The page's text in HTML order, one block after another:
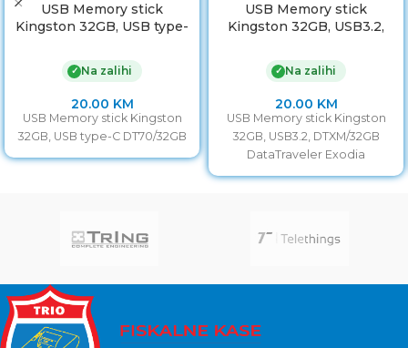
USB Memory stick
Kingston 32GB, USB type-
✓ Na zalihi
20.00 KM
USB Memory stick Kingston
32GB, USB type-C DT70/32GB
USB Memory stick
Kingston 32GB, USB3.2,
Exodia
✓ Na zalihi
20.00 KM
USB Memory stick Kingston
32GB, USB3.2, DTXM/32GB
DataTraveler Exodia